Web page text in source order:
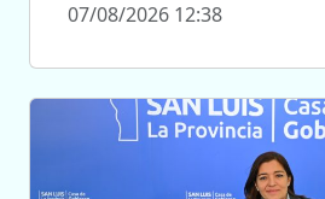
07/08/2026 12:38